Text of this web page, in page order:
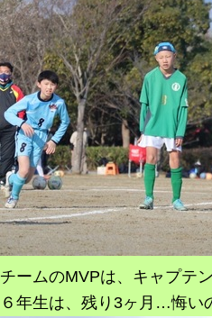
チームのMVPは、キャプテ
６年生は、残り3ヶ月…悔い